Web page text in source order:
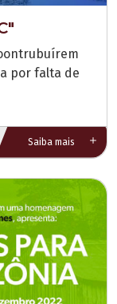
por falta de
Saiba mais